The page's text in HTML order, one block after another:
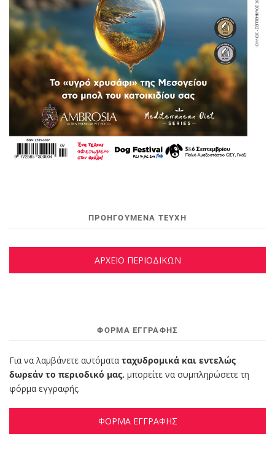
ΠΡΟΗΓΟΥΜΕΝΑ ΤΕΥΧΗ
ΑΡΧΕΙΟ ΠΕΡΙΟΔΙΚΩΝ
ΦΌΡΜΑ ΕΓΓΡΑΦΉΣ
Για να λαμβάνετε αυτόματα ταχυδρομικά και εντελώς
δωρεάν το περιοδικό μας, μπορείτε να συμπληρώσετε τη
φόρμα εγγραφής.
ΦΟΡΜΑ ΕΓΓΡΑΦΗΣ